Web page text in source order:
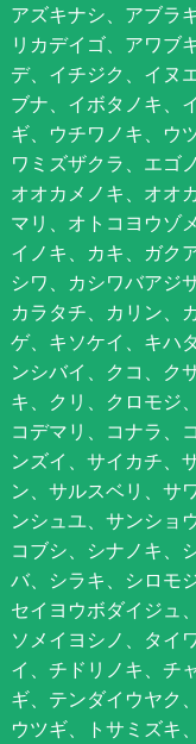
アズキナシ、アブラ
リカデイゴ、アワブ
デ、イチジク、イヌ
ブナ、イボタノキ、
ギ、ウチワノキ、ウ
ワミズザクラ、エゴ
オオカメノキ、オオ
マリ、オトコヨウゾ
イノキ、カキ、ガク
シワ、カシワバアジ
カラタチ、カリン、
ゲ、キソケイ、キハ
ンシバイ、クコ、ク
キ、クリ、クロモジ
コデマリ、コナラ、
ンズイ、サイカチ、
ン、サルスベリ、サ
ンシュユ、サンショ
コブシ、シナノキ、
バ、シラキ、シロモ
セイヨウボダイジュ
ソメイヨシノ、タイ
イ、チドリノキ、チ
ギ、テンダイウヤク
ウツギ、トサミズキ